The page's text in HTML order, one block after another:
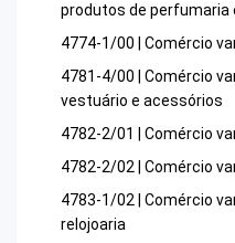
produtos de perfumaria
4774-1/00 | Comércio
4781-4/00 | Comércio
vestuário e acessórios
4782-2/01 | Comércio
4782-2/02 | Comércio
4783-1/02 | Comércio
relojoaria